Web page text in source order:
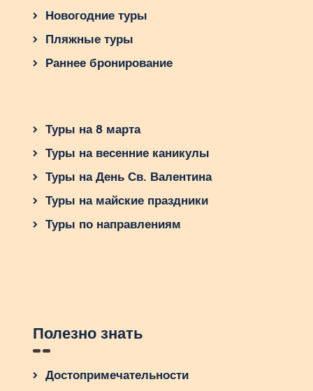
Новогодние туры
Пляжные туры
Раннее бронирование
Туры на 8 марта
Туры на весенние каникулы
Туры на День Св. Валентина
Туры на майские праздники
Туры по направлениям
Полезно знать
Достопримечательности